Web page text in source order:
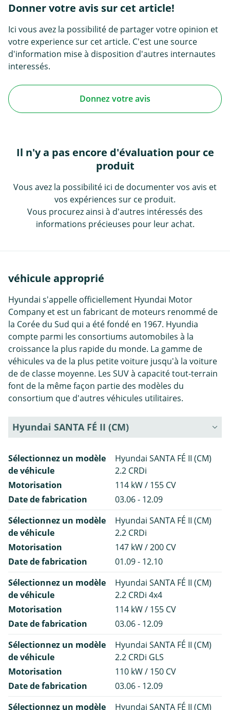
Donner votre avis sur cet article!
Ici vous avez la possibilité de partager votre opinion et
votre experience sur cet article. C'est une source
d'information mise à disposition d'autres internautes
interessés.
Donnez votre avis
Il n'y a pas encore d'évaluation pour ce
produit
Vous avez la possibilité ici de documenter vos avis et
vos expériences sur ce produit.
Vous procurez ainsi à d'autres intéressés des
informations précieuses pour leur achat.
véhicule approprié
Hyundai s'appelle officiellement Hyundai Motor
Company et est un fabricant de moteurs renommé de
la Corée du Sud qui a été fondé en 1967. Hyundia
compte parmi les consortiums automobiles à la
croissance la plus rapide du monde. La gamme de
véhicules va de la plus petite voiture jusqu'à la voiture
de de classe moyenne. Les SUV à capacité tout-terrain
font de la même façon partie des modèles du
consortium que d'autres véhicules utilitaires.
Hyundai SANTA FÉ II (CM)
Sélectionnez un modèle
de véhicule
Hyundai SANTA FÉ II (CM)
2.2 CRDi
Motorisation
114 kW / 155 CV
Date de fabrication
03.06 - 12.09
Sélectionnez un modèle
de véhicule
Hyundai SANTA FÉ II (CM)
2.2 CRDi
Motorisation
147 kW / 200 CV
Date de fabrication
01.09 - 12.10
Sélectionnez un modèle
de véhicule
Hyundai SANTA FÉ II (CM)
2.2 CRDi 4x4
Motorisation
114 kW / 155 CV
Date de fabrication
03.06 - 12.09
Sélectionnez un modèle
de véhicule
Hyundai SANTA FÉ II (CM)
2.2 CRDi GLS
Motorisation
110 kW / 150 CV
Date de fabrication
03.06 - 12.09
Sélectionnez un modèle
Hyundai SANTA FÉ II (CM)